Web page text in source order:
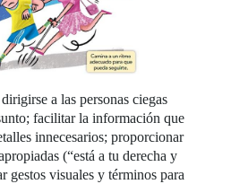
a las personas ciegas
facilitar la información que
innecesarios; proporcionar
(“está a tu derecha y
gestos visuales y términos para